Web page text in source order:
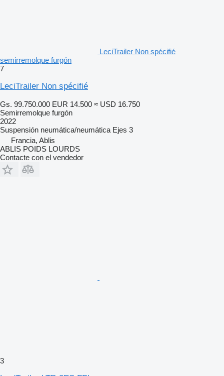
LeciTrailer Non spécifié
semirremolque furgón
7
LeciTrailer Non spécifié
Gs. 99.750.000 EUR 14.500 ≈ USD 16.750
Semirremolque furgón
2022
Suspensión neumática/neumática Ejes 3
Francia, Ablis
ABLIS POIDS LOURDS
Contacte con el vendedor
3